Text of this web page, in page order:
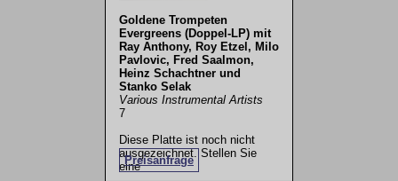
Goldene Trompeten
Evergreens (Doppel-LP) mit
Ray Anthony, Roy Etzel, Milo
Pavlovic, Fred Saalmon,
Heinz Schachtner und
Stanko Selak
Various Instrumental Artists
7
Diese Platte ist noch nicht
ausgezeichnet. Stellen Sie
eine
Preisanfrage